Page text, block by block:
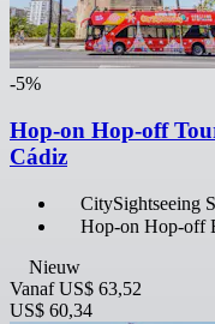
-5%
Hop-on Hop-off
Cádiz
CitySightseeing
Hop-on Hop-off
Nieuw
Vanaf US$ 63,52
US$ 60,34